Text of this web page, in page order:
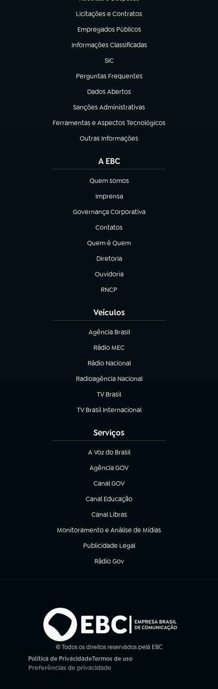
Licitações e Contratos
(abre em nova aba)
Empregados Públicos
(abre em nova aba)
Informações Classificadas
(abre em nova aba)
SIC
(abre em nova aba)
Perguntas Frequentes
(abre em nova aba)
Dados Abertos
(abre em nova aba)
Sanções Administrativas
(abre em nova aba)
Ferramentas e Aspectos Tecnológicos
(abre em nova aba)
Outras Informações
(abre em nova aba)
A EBC
Quem somos
(abre em nova aba)
Imprensa
(abre em nova aba)
Governança Corporativa
(abre em nova aba)
Contatos
(abre em nova aba)
Quem é Quem
(abre em nova aba)
Diretoria
(abre em nova aba)
Ouvidoria
(abre em nova aba)
RNCP
(abre em nova aba)
Veículos
Agência Brasil
(abre em nova aba)
Rádio MEC
Rádio Nacional
(abre em nova aba)
Radioagência Nacional
(abre em nova aba)
TV Brasil
(abre em nova aba)
TV Brasil Internacional
(abre em nova aba)
Serviços
A Voz do Brasil
(abre em nova aba)
Agência GOV
(abre em nova aba)
Canal GOV
(abre em nova aba)
Canal Educação
(abre em nova aba)
Canal Libras
(abre em nova aba)
Monitoramento e Análise de Mídias
(abre em nova aba)
Publicidade Legal
(abre em nova aba)
Rádio Gov
(abre em nova aba)
© Todos os direitos reservados pela EBC
Política de Privacidade
(abre em nova aba)
Termos de uso
(abre em nova aba)
Preferências de privacidade